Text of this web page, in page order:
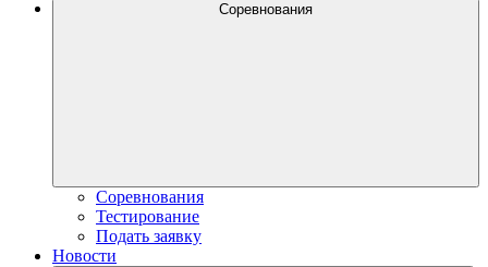
Соревнования
Соревнования
Тестирование
Подать заявку
Новости